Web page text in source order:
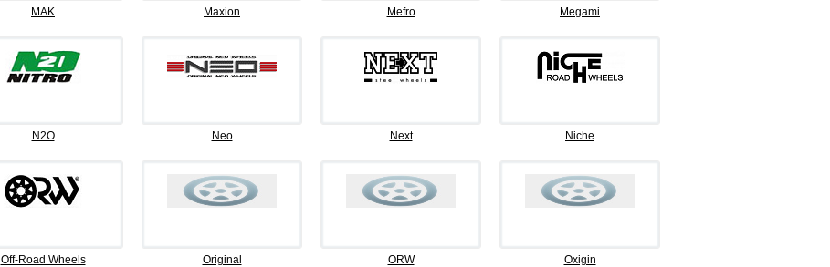
MAK Maxion Mefro Megami
N2O Neo Next Niche
Off-Road Wheels Original ORW Oxigin